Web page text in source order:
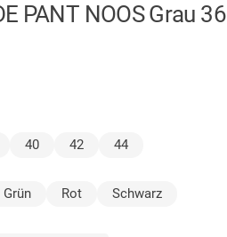
PANT NOOS Grau 36
40 42
44
Grün Rot
Schwarz